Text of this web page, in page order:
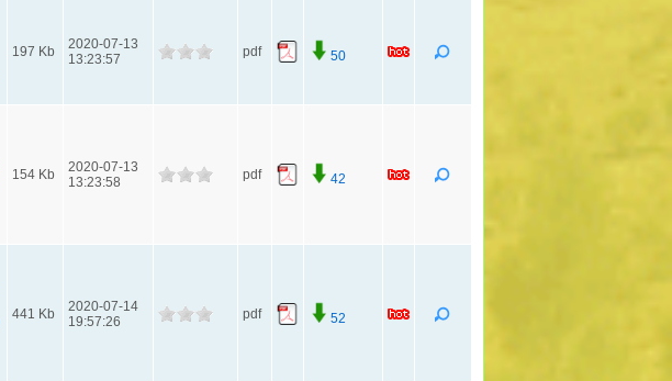
197 Kb
2020-07-13
13:23:57
pdf 50
154 Kb
2020-07-13
13:23:58
pdf 42
441 Kb
2020-07-14
19:57:26
pdf 52